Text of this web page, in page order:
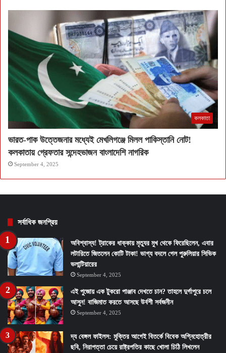
কলকাতা
ভারত-পাক উত্তেজনার মধ্যেই মেখলিগঞ্জে মিলল পাকিস্তানি নোট!
কলকাতায় গ্রেফতার সন্দেহভাজন বাংলাদেশি নাগরিক
September 4, 2025
সর্বাধিক জনপ্রিয়
অবিশ্বাস্য! ট্রাকের ধাক্কায় মৃত্যুর মুখ থেকে ফিরেছিলেন, এবার
লটারিতে জিতলেন কোটি টাকা! ভাগ্য বদলে গেল পুরুলিয়ার সিভিক
ভলান্টিয়ারের
September 4, 2025
এই পুজোয় এক টুকরো পাঞ্জাব দেখতে চান? তাহলে দুর্গাপুরে চলে
আসুন! বাজিমাত করতে আসছে উর্বশী সর্বজনীন
September 4, 2025
দ্য বেঙ্গল ফাইলস: মুক্তির আগেই বিতর্কে বিবেক অগ্নিহোত্রীর
ছবি, নিরাপত্তা চেয়ে রাষ্ট্রপতির কাছে খোলা চিঠি লিখলেন